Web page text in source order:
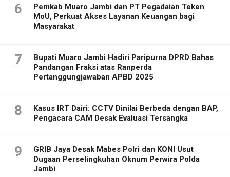
6
Pemkab Muaro Jambi dan PT Pegadaian Teken
MoU, Perkuat Akses Layanan Keuangan bagi
Masyarakat
7
Bupati Muaro Jambi Hadiri Paripurna DPRD Bahas
Pandangan Fraksi atas Ranperda
Pertanggungjawaban APBD 2025
8
Kasus IRT Dairi: CCTV Dinilai Berbeda dengan BAP,
Pengacara CAM Desak Evaluasi Tersangka
9
GRIB Jaya Desak Mabes Polri dan KONI Usut
Dugaan Perselingkuhan Oknum Perwira Polda
Jambi